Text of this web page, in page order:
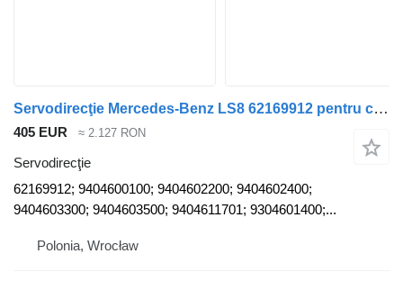
Servodirecţie Mercedes-Benz LS8 62169912 pentru cap tractor Mercedes-Benz Actros MP2, MP3
405 EUR ≈ 2.127 RON
Servodirecţie
62169912; 9404600100; 9404602200; 9404602400;
9404603300; 9404603500; 9404611701; 9304601400;...
Polonia, Wrocław